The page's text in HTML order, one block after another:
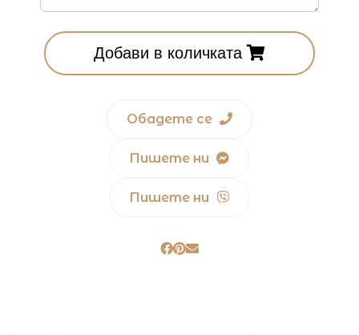
Добави в количката
Обадете се
Пишете ни
Пишете ни